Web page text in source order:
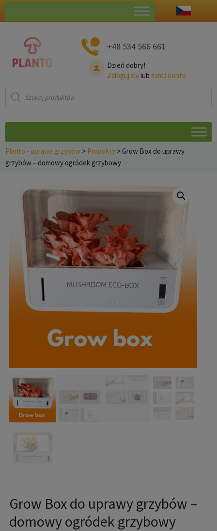
+48 534 566 661
Dzień dobry!
Zaloguj sięlub założ konto
Wyszukiwarka
produktów
Planto - uprawa grzybów > Produkty > Grow Box do uprawy
grzybów – domowy ogródek grzybowy
Grow Box do uprawy grzybów –
domowy ogródek grzybowy